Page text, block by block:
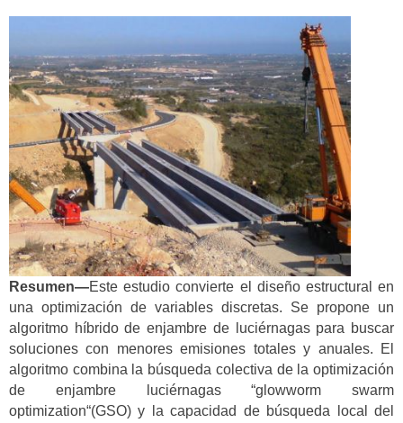
Resumen—Este estudio convierte el diseño estructural en
una optimización de variables discretas. Se propone un
algoritmo híbrido de enjambre de luciérnagas para buscar
soluciones con menores emisiones totales y anuales. El
algoritmo combina la búsqueda colectiva de la optimización
de enjambre luciérnagas “glowworm swarm
optimization“(GSO) y la capacidad de búsqueda local del